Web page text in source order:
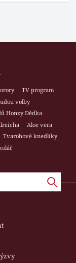
TV program
volby
Honzy Dědka
Aloe vera
Tvarohové knedlíky